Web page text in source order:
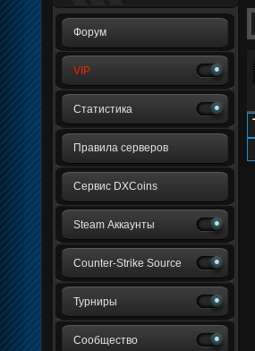
Форум
VIP
Статистика
Правила серверов
Сервис DXCoins
Steam Аккаунты
Counter-Strike Source
Турниры
Сообщество